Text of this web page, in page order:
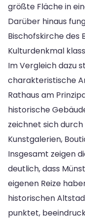
größte Fläche in
Darüber hinaus
Bischofskirche des
Kulturdenkmal
Im Vergleich dazu
charakteristische
Rathaus am
historische
zeichnet sich
Kunstgalerien,
Insgesamt zeigen
deutlich, dass
eigenen Reize
historischen
punktet,